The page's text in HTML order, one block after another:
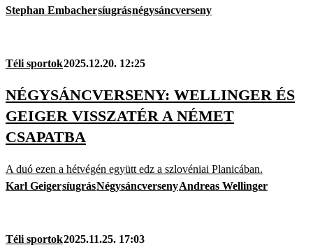
Stephan Embachersíugrásnégysáncverseny
Téli sportok2025.12.20. 12:25
NÉGYSÁNCVERSENY: WELLINGER ÉS
GEIGER VISSZATÉR A NÉMET
CSAPATBA
A duó ezen a hétvégén együtt edz a szlovéniai Planicában.
Karl GeigersíugrásNégysáncversenyAndreas Wellinger
Téli sportok2025.11.25. 17:03